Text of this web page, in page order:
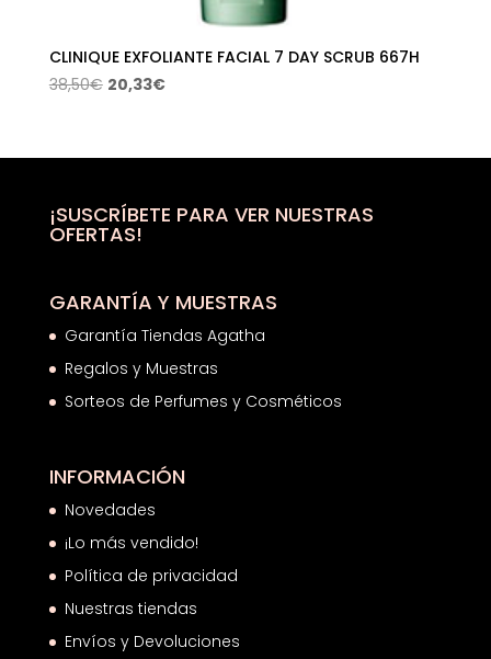
CLINIQUE EXFOLIANTE FACIAL 7 DAY SCRUB 667H
38,50€ El
era:
20,33€El
es:
¡SUSCRÍBETE PARA VER NUESTRAS
OFERTAS!
GARANTÍA Y MUESTRAS
Garantía Tiendas Agatha
Regalos y Muestras
Sorteos de Perfumes y Cosméticos
INFORMACIÓN
Novedades
¡Lo más vendido!
Política de privacidad
Nuestras tiendas
Envíos y Devoluciones